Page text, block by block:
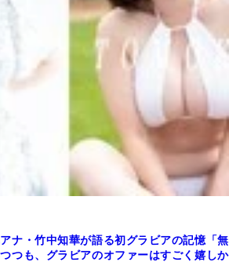
ナ・竹中知華が語る初グラビアの記憶「無
つも、グラビアのオファーはすごく嬉しか